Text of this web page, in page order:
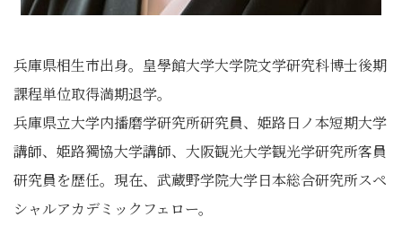
兵庫県相生市出身。皇學館大学大学院文学研究科博士後期
課程単位取得満期退学。
兵庫県立大学内播磨学研究所研究員、姫路日ノ本短期大学
講師、姫路獨協大学講師、大阪観光大学観光学研究所客員
研究員を歴任。現在、武蔵野学院大学日本総合研究所スペ
シャルアカデミックフェロー。